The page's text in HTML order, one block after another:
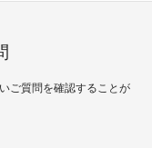
ご質問を確認することが